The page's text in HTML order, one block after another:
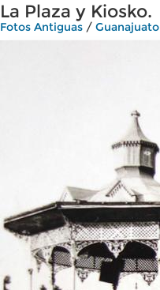
La Plaza y Kiosko.
Fotos Antiguas / Guanajuato